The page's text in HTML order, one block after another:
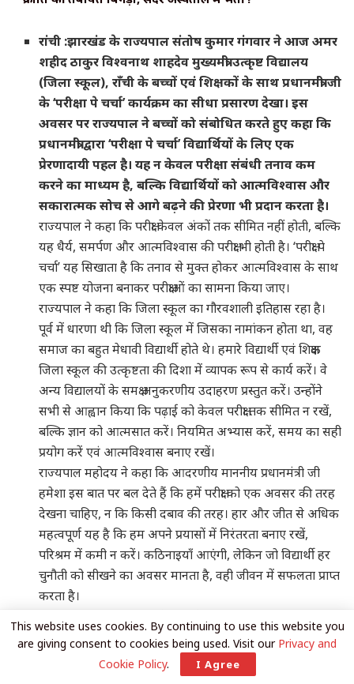
रांची :झारखंड के राज्यपाल संतोष कुमार गंगवार ने आज अमर
शहीद ठाकुर विश्वनाथ शाहदेव मुख्यमंत्री उत्कृष्ट विद्यालय
(जिला स्कूल), राँची के बच्चों एवं शिक्षकों के साथ प्रधानमंत्री जी
के ‘परीक्षा पे चर्चा’ कार्यक्रम का सीधा प्रसारण देखा। इस
अवसर पर राज्यपाल ने बच्चों को संबोधित करते हुए कहा कि
प्रधानमंत्री द्वारा ‘परीक्षा पे चर्चा’ विद्यार्थियों के लिए एक
प्रेरणादायी पहल है। यह न केवल परीक्षा संबंधी तनाव कम
करने का माध्यम है, बल्कि विद्यार्थियों को आत्मविश्वास और
सकारात्मक सोच से आगे बढ़ने की प्रेरणा भी प्रदान करता है।
राज्यपाल ने कहा कि परीक्षा केवल अंकों तक सीमित नहीं होती, बल्कि
यह धैर्य, समर्पण और आत्मविश्वास की परीक्षा भी होती है। ‘परीक्षा पे
चर्चा’ यह सिखाता है कि तनाव से मुक्त होकर आत्मविश्वास के साथ
एक स्पष्ट योजना बनाकर परीक्षाओं का सामना किया जाए।
राज्यपाल ने कहा कि जिला स्कूल का गौरवशाली इतिहास रहा है।
पूर्व में धारणा थी कि जिला स्कूल में जिसका नामांकन होता था, वह
समाज का बहुत मेधावी विद्यार्थी होते थे। हमारे विद्यार्थी एवं शिक्षक
जिला स्कूल की उत्कृष्टता की दिशा में व्यापक रूप से कार्य करें। वे
अन्य विद्यालयों के समक्ष अनुकरणीय उदाहरण प्रस्तुत करें। उन्होंने
सभी से आह्वान किया कि पढ़ाई को केवल परीक्षा तक सीमित न रखें,
बल्कि ज्ञान को आत्मसात करें। नियमित अभ्यास करें, समय का सही
प्रयोग करें एवं आत्मविश्वास बनाए रखें।
राज्यपाल महोदय ने कहा कि आदरणीय माननीय प्रधानमंत्री जी
हमेशा इस बात पर बल देते हैं कि हमें परीक्षा को एक अवसर की तरह
देखना चाहिए, न कि किसी दबाव की तरह। हार और जीत से अधिक
महत्वपूर्ण यह है कि हम अपने प्रयासों में निरंतरता बनाए रखें,
परिश्रम में कमी न करें। कठिनाइयाँ आएंगी, लेकिन जो विद्यार्थी हर
चुनौती को सीखने का अवसर मानता है, वही जीवन में सफलता प्राप्त
करता है।
किया एवं सभी के उज्ज्वल भविष्य की कामना की तथा विकसित
भारत@2047 में अपना सक्रिय योगदान देने हेतु कहा।
This website uses cookies. By continuing to use this website you
are giving consent to cookies being used. Visit our Privacy and
Cookie Policy. I Agree